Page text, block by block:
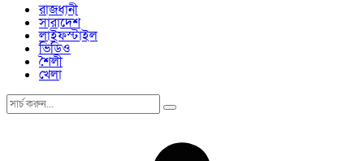
রাজধানী
সারাদেশ
লাইফস্টাইল
ভিডিও
শৈলী
খেলা